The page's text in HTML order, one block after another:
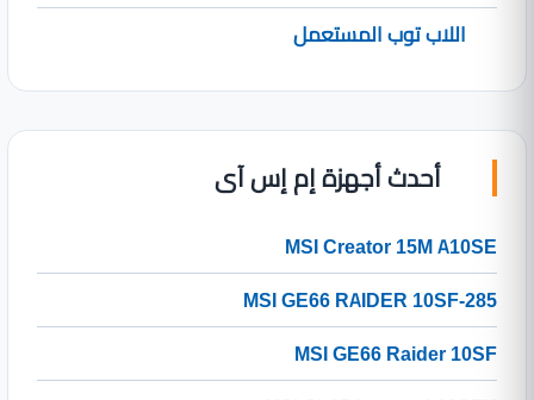
اللاب توب المستعمل
أحدث أجهزة إم إس آى
MSI Creator 15M A10SE
MSI GE66 RAIDER 10SF-285
MSI GE66 Raider 10SF